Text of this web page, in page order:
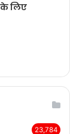
के लिए
23,784